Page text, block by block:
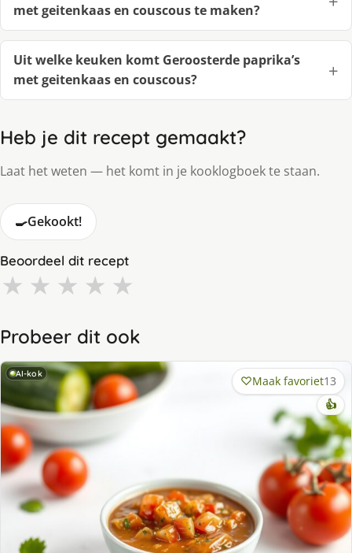
met geitenkaas en couscous te maken?
Uit welke keuken komt Geroosterde paprika’s
met geitenkaas en couscous?
Heb je dit recept gemaakt?
Laat het weten — het komt in je kooklogboek te staan.
🍳Gekookt!
Beoordeel dit recept
★ ★ ★ ★ ★
Probeer dit ook
AI-kok Maak favoriet13
👍